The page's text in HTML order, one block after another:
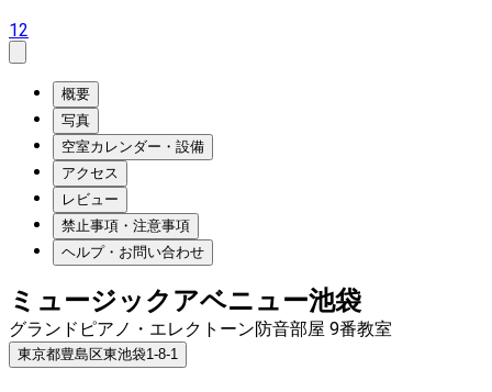
12
概要
写真
空室カレンダー・設備
アクセス
レビュー
禁止事項・注意事項
ヘルプ・お問い合わせ
ミュージックアベニュー池袋
グランドピアノ・エレクトーン防音部屋 9番教室
東京都豊島区東池袋1-8-1